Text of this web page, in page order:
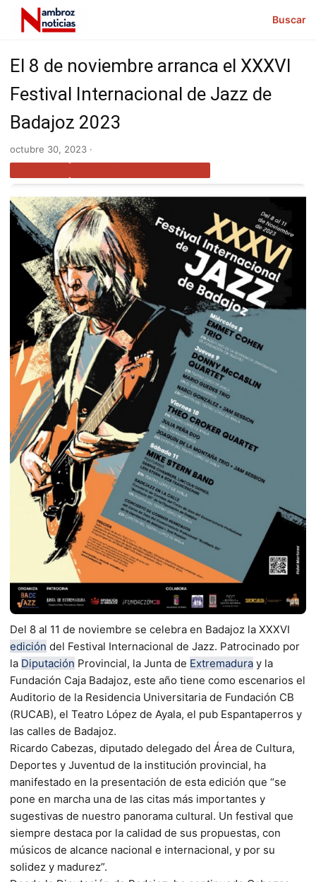
Buscar
El 8 de noviembre arranca el XXXVI
Festival Internacional de Jazz de
Badajoz 2023
octubre 30, 2023 ·
Del 8 al 11 de noviembre se celebra en Badajoz la XXXVI
edición del Festival Internacional de Jazz. Patrocinado por
la Diputación Provincial, la Junta de Extremadura y la
Fundación Caja Badajoz, este año tiene como escenarios el
Auditorio de la Residencia Universitaria de Fundación CB
(RUCAB), el Teatro López de Ayala, el pub Espantaperros y
las calles de Badajoz.
Ricardo Cabezas, diputado delegado del Área de Cultura,
Deportes y Juventud de la institución provincial, ha
manifestado en la presentación de esta edición que “se
pone en marcha una de las citas más importantes y
sugestivas de nuestro panorama cultural. Un festival que
siempre destaca por la calidad de sus propuestas, con
músicos de alcance nacional e internacional, y por su
solidez y madurez”.